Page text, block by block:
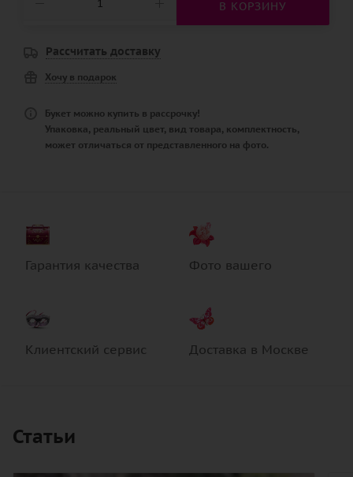
В КОРЗИНУ
Рассчитать доставку
Хочу в подарок
Букет можно купить в рассрочку!
Упаковка, реальный цвет, вид товара, комплектность,
может отличаться от представленного на фото.
Гарантия качества Фото вашего
Клиентский сервис Доставка в Москве
Статьи